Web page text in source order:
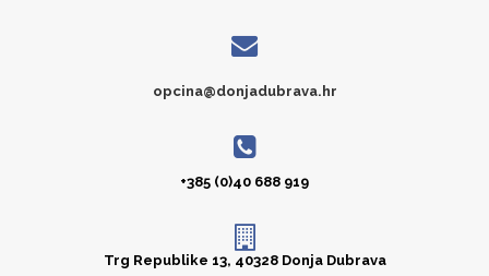
opcina@donjadubrava.hr
+385 (0)40 688 919
Trg Republike 13, 40328 Donja Dubrava